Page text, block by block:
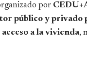
por
público y privado
a la vivienda,